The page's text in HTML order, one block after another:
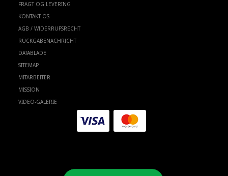
FRAGT OG LEVERING
KONTAKT OS
AGB / WIDERRUFSRECHT
RÜCKGABENACHRICHT
DATABLADE
SITEMAP
MITARBEITER
MISSION
VIDEO-GALERIE